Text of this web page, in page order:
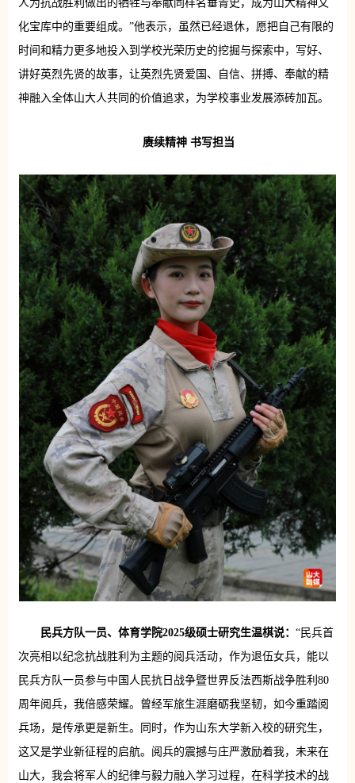
人为抗战胜利做出的牺牲与奉献同样名垂青史，成为山大精神文
化宝库中的重要组成。”他表示，虽然已经退休，愿把自己有限的
时间和精力更多地投入到学校光荣历史的挖掘与探索中，写好、
讲好英烈先贤的故事，让英烈先贤爱国、自信、拼搏、奉献的精
神融入全体山大人共同的价值追求，为学校事业发展添砖加瓦。
赓续精神 书写担当
民兵方队一员、体育学院2025级硕士研究生温棋说： “民兵首
次亮相以纪念抗战胜利为主题的阅兵活动，作为退伍女兵，能以
民兵方队一员参与中国人民抗日战争暨世界反法西斯战争胜利80
周年阅兵，我倍感荣耀。曾经军旅生涯磨砺我坚韧，如今重踏阅
兵场，是传承更是新生。同时，作为山东大学新入校的研究生，
这又是学业新征程的启航。阅兵的震撼与庄严激励着我，未来在
山大，我会将军人的纪律与毅力融入学习过程，在科学技术的战